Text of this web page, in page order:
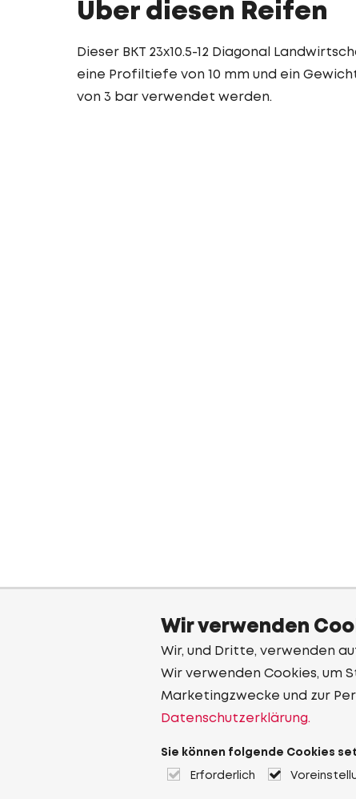
Über diesen Reifen
Dieser BKT 23x10.5-12 Diagonal
eine Profiltiefe von 10 mm und ein
von 3 bar verwendet werden.
Wir verwenden
Wir, und Dritte, verwenden
Wir verwenden Cookies, um
Marketingzwecke und zur
Datenschutzerklärung.
Sie können folgende Cookies
Erforderlich